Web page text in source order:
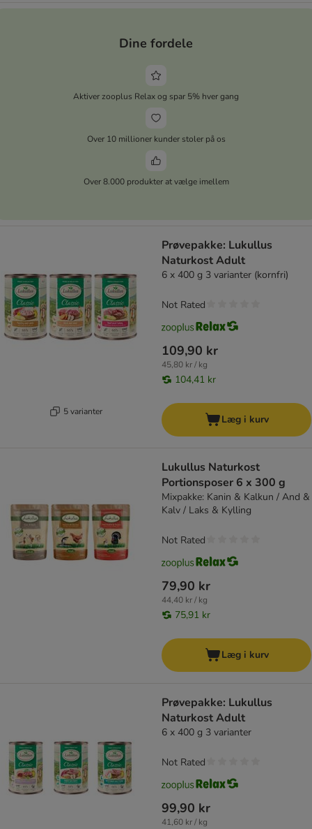
Dine fordele
Aktiver zooplus Relax og spar 5% hver gang
Over 10 millioner kunder stoler på os
Over 8.000 produkter at vælge imellem
5 varianter
Prøvepakke: Lukullus
Naturkost Adult
6 x 400 g 3 varianter (kornfri)
109,90 kr
45,80 kr / kg
104,41 kr
Not Rated
Læg i kurv
Lukullus Naturkost
Portionsposer 6 x 300 g
Mixpakke: Kanin & Kalkun / And &
Kalv / Laks & Kylling
79,90 kr
44,40 kr / kg
75,91 kr
Not Rated
Læg i kurv
Prøvepakke: Lukullus
Naturkost Adult
6 x 400 g 3 varianter
99,90 kr
41,60 kr / kg
Not Rated